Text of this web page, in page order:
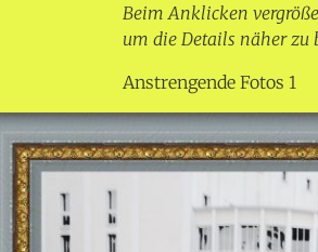
Beim Anklicken
um die Details näher zu
Anstrengende Fotos 1